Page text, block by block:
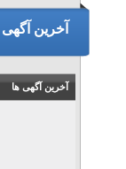
آخرین
آخرین آگهی ها